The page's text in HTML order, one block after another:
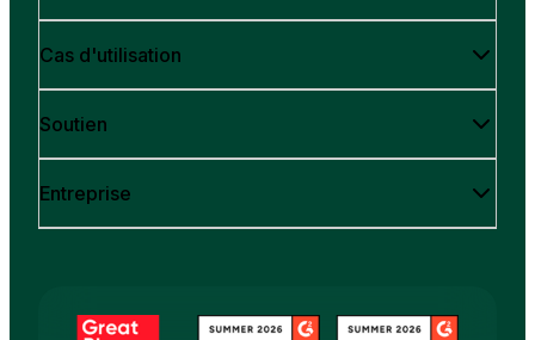
Cas d'utilisation
Soutien
Entreprise